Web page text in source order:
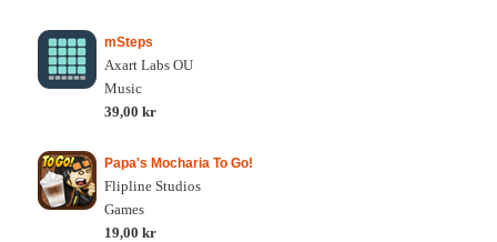
mSteps
Axart Labs OU
Music
39,00 kr
Papa's Mocharia To Go!
Flipline Studios
Games
19,00 kr